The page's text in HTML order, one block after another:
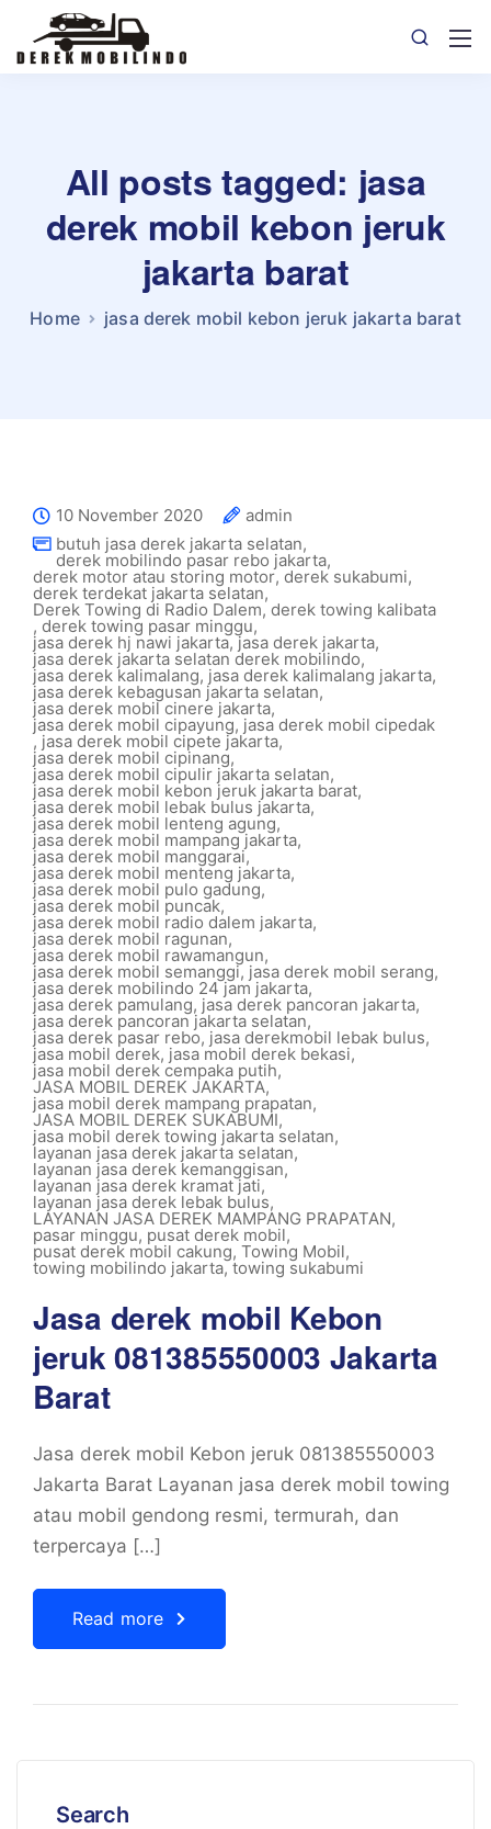
All posts tagged: jasa
derek mobil kebon jeruk
jakarta barat
Home jasa derek mobil kebon jeruk jakarta barat
10 November 2020
admin
butuh jasa derek jakarta selatan,
derek mobilindo pasar rebo jakarta,
derek motor atau storing motor, derek sukabumi,
derek terdekat jakarta selatan,
Derek Towing di Radio Dalem, derek towing kalibata
, derek towing pasar minggu,
jasa derek hj nawi jakarta,jasa derek jakarta,
jasa derek jakarta selatan derek mobilindo,
jasa derek kalimalang, jasa derek kalimalang jakarta,
jasa derek kebagusan jakarta selatan,
jasa derek mobil cinere jakarta,
jasa derek mobil cipayung, jasa derek mobil cipedak
, jasa derek mobil cipete jakarta,
jasa derek mobil cipinang,
jasa derek mobil cipulir jakarta selatan,
jasa derek mobil kebon jeruk jakarta barat,
jasa derek mobil lebak bulus jakarta,
jasa derek mobil lenteng agung,
jasa derek mobil mampang jakarta,
jasa derek mobil manggarai,
jasa derek mobil menteng jakarta,
jasa derek mobil pulo gadung,
jasa derek mobil puncak,
jasa derek mobil radio dalem jakarta,
jasa derek mobil ragunan,
jasa derek mobil rawamangun,
jasa derek mobil semanggi, jasa derek mobil serang,
jasa derek mobilindo 24 jam jakarta,
jasa derek pamulang, jasa derek pancoran jakarta,
jasa derek pancoran jakarta selatan,
jasa derek pasar rebo, jasa derekmobil lebak bulus,
jasa mobil derek, jasa mobil derek bekasi,
jasa mobil derek cempaka putih,
JASA MOBIL DEREK JAKARTA,
jasa mobil derek mampang prapatan,
JASA MOBIL DEREK SUKABUMI,
jasa mobil derek towing jakarta selatan,
layanan jasa derek jakarta selatan,
layanan jasa derek kemanggisan,
layanan jasa derek kramat jati,
layanan jasa derek lebak bulus,
LAYANAN JASA DEREK MAMPANG PRAPATAN,
pasar minggu, pusat derek mobil,
pusat derek mobil cakung, Towing Mobil,
towing mobilindo jakarta,towing sukabumi
Jasa derek mobil Kebon
jeruk 081385550003 Jakarta
Barat
Jasa derek mobil Kebon jeruk 081385550003
Jakarta Barat Layanan jasa derek mobil towing
atau mobil gendong resmi, termurah, dan
terpercaya […]
Read more
Search